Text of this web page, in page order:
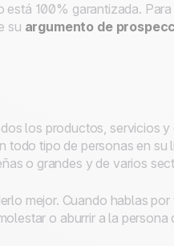
100% garantizada.
su argumento de
los productos, servicios
todo tipo de personas en su
o grandes y de varios
mejor. Cuando hablas
o aburrir a la persona